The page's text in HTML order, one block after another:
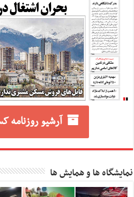
آرشیو روزنامه
نمایشگاه ها و همایش ها